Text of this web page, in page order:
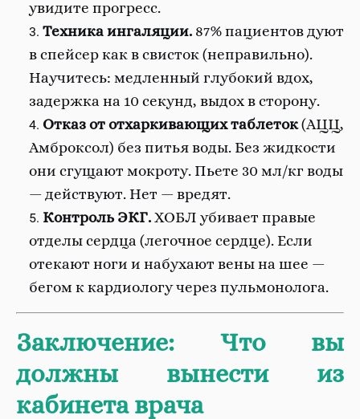
увидите прогресс.
Техника ингаляции. 87% пациентов дуют
в спейсер как в свисток (неправильно).
Научитесь: медленный глубокий вдох,
задержка на 10 секунд, выдох в сторону.
Отказ от отхаркивающих таблеток(АЦЦ,
Амброксол) без питья воды. Без жидкости
они сгущают мокроту. Пьете 30 мл/кг воды
— действуют. Нет — вредят.
Контроль ЭКГ. ХОБЛ убивает правые
отделы сердца (легочное сердце). Если
отекают ноги и набухают вены на шее —
бегом к кардиологу через пульмонолога.
Заключение: Что вы
должны вынести из
кабинета врача